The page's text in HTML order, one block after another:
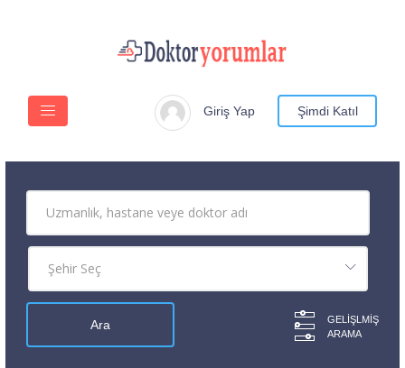
Giriş Yap Şimdi Katıl
GELIŞLMIŞ
ARAMA